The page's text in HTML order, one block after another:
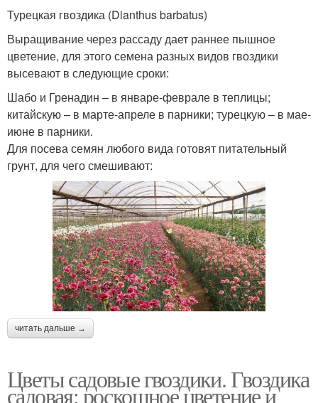
Турецкая гвоздика (Dianthus barbatus)
Выращивание через рассаду дает раннее пышное
цветение, для этого семена разных видов гвоздики
высевают в следующие сроки:
Шабо и Гренадин – в январе-феврале в теплицы;
китайскую – в марте-апреле в парники; турецкую – в мае-
июне в парники.
Для посева семян любого вида готовят питательный
грунт, для чего смешивают:
читать дальше →
Цветы садовые гвоздики. Гвоздика
садовая: роскошное цветение и